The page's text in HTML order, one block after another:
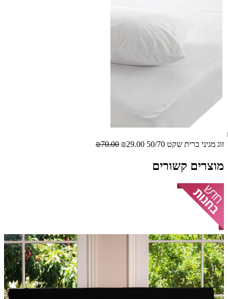
זוג מגיני כרית שקט 50/70 ₪29.00
₪70.00
מוצרים קשורים